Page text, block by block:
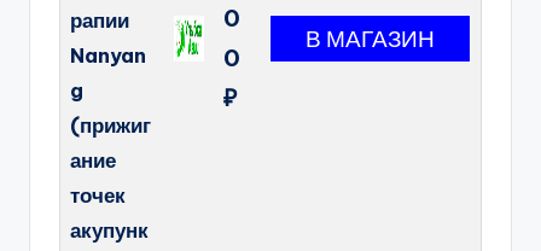
рапии
Nanyan
g
(прижиг
ание
точек
акупунк
0
0
₽